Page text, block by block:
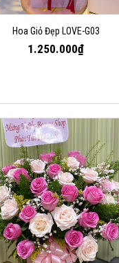
Hoa Giỏ Đẹp LOVE-G03
1.250.000₫